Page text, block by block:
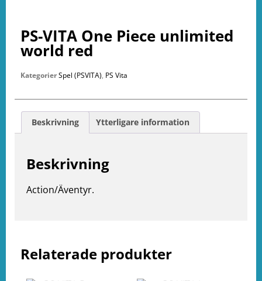
Relaterade produkter
PS-VITA One Piece unlimited
world red
KategorierSpel (PSVITA), PS Vita
Beskrivning Ytterligare information
Beskrivning
Action/Äventyr.